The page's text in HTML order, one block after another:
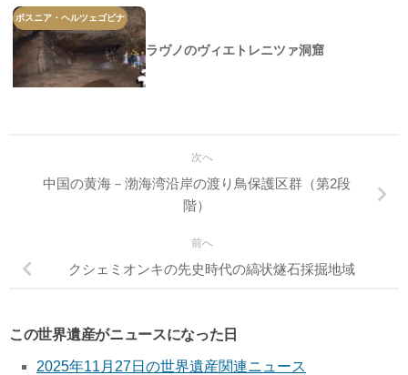
ボスニア・ヘルツェゴビナ
ラヴノのヴィエトレニツァ洞窟
次へ
中国の黄海－渤海湾沿岸の渡り鳥保護区群（第2段
階）
前へ
クシェミオンキの先史時代の縞状燧石採掘地域
この世界遺産がニュースになった日
2025年11月27日の世界遺産関連ニュース